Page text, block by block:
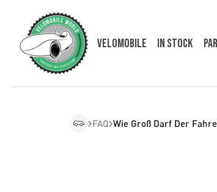
VELOMOBILE In Stock
FAQ Wie Groß Darf Der